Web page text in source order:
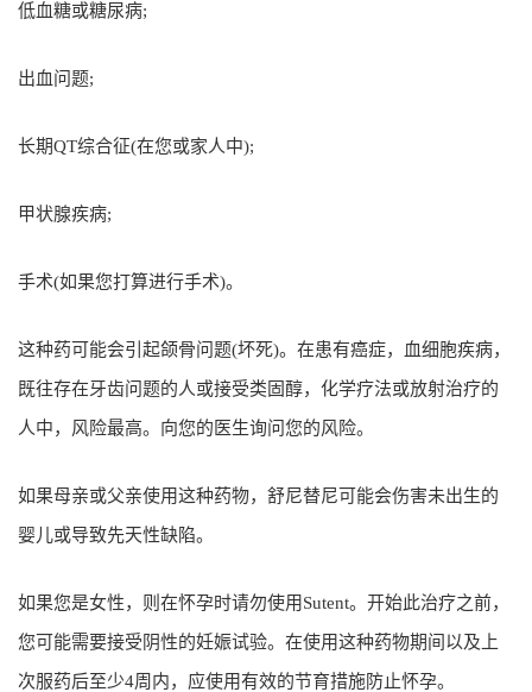
低血糖或糖尿病;
出血问题;
长期QT综合征(在您或家人中);
甲状腺疾病;
手术(如果您打算进行手术)。
这种药可能会引起颌骨问题(坏死)。在患有癌症，血细胞疾病，
既往存在牙齿问题的人或接受类固醇，化学疗法或放射治疗的
人中，风险最高。向您的医生询问您的风险。
如果母亲或父亲使用这种药物，舒尼替尼可能会伤害未出生的
婴儿或导致先天性缺陷。
如果您是女性，则在怀孕时请勿使用Sutent。开始此治疗之前，
您可能需要接受阴性的妊娠试验。在使用这种药物期间以及上
次服药后至少4周内，应使用有效的节育措施防止怀孕。